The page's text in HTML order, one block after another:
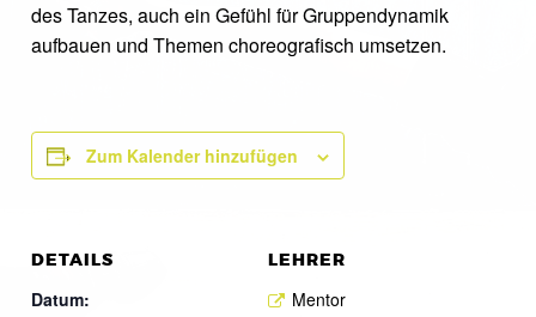
des Tanzes, auch ein Gefühl für Gruppendynamik
aufbauen und Themen choreografisch umsetzen.
Zum Kalender hinzufügen
DETAILS
Datum:
LEHRER
Mentor